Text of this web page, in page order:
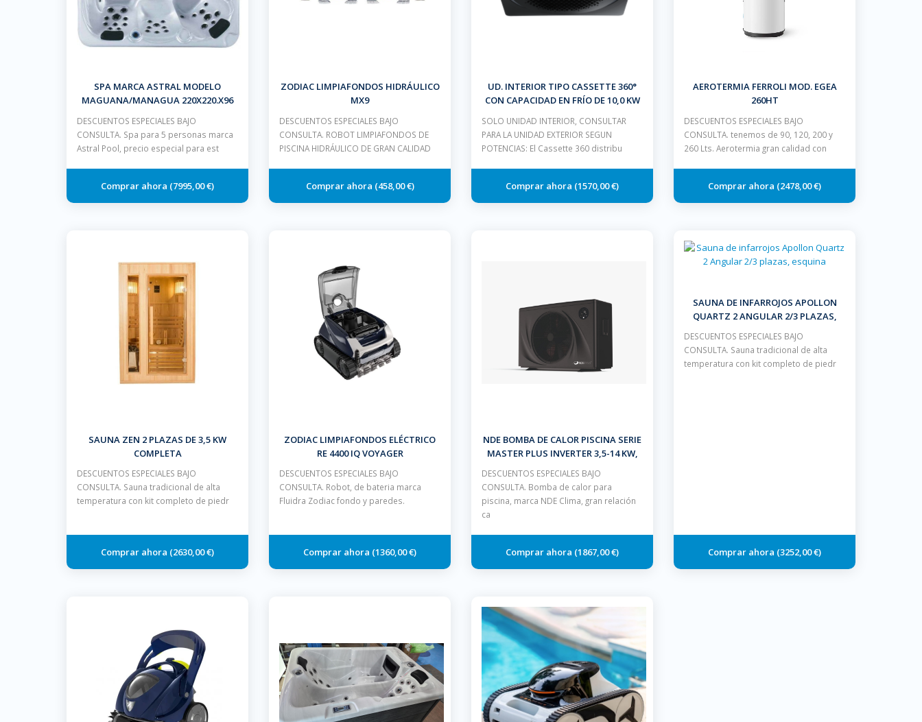
SPA MARCA ASTRAL MODELO
MAGUANA/MANAGUA 220X220.X96
CON ESCALERA Y CUBIERTA
DESCUENTOS ESPECIALES BAJO
CONSULTA. Spa para 5 personas marca
Astral Pool, precio especial para est
7995,00 €
ZODIAC LIMPIAFONDOS HIDRÁULICO
MX9
DESCUENTOS ESPECIALES BAJO
CONSULTA. ROBOT LIMPIAFONDOS DE
PISCINA HIDRÁULICO DE GRAN CALIDAD
458,00 €
UD. INTERIOR TIPO CASSETTE 360°
CON CAPACIDAD EN FRÍO DE 10,0 KW
SOLO UNIDAD INTERIOR, CONSULTAR
PARA LA UNIDAD EXTERIOR SEGUN
POTENCIAS: El Cassette 360 distribu
1570,00 €
AEROTERMIA FERROLI MOD. EGEA
260HT
DESCUENTOS ESPECIALES BAJO
CONSULTA. tenemos de 90, 120, 200 y
260 Lts. Aerotermia gran calidad con
2478,00 €
SAUNA ZEN 2 PLAZAS DE 3,5 KW
COMPLETA
DESCUENTOS ESPECIALES BAJO
CONSULTA. Sauna tradicional de alta
temperatura con kit completo de piedr
2630,00 €
ZODIAC LIMPIAFONDOS ELÉCTRICO
RE 4400 IQ VOYAGER
DESCUENTOS ESPECIALES BAJO
CONSULTA. Robot, de bateria marca
Fluidra Zodiac fondo y paredes.
1360,00 €
NDE BOMBA DE CALOR PISCINA SERIE
MASTER PLUS INVERTER 3,5-14 KW,
DESCUENTOS ESPECIALES BAJO
CONSULTA. Bomba de calor para
piscina, marca NDE Clima, gran relación
ca
1867,00 €
SAUNA DE INFARROJOS APOLLON
QUARTZ 2 ANGULAR 2/3 PLAZAS,
DESCUENTOS ESPECIALES BAJO
CONSULTA. Sauna tradicional de alta
temperatura con kit completo de piedr
3252,00 €